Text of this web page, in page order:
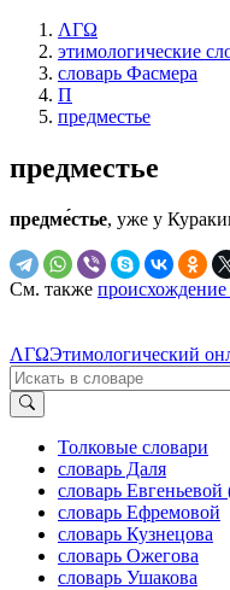
ΛΓΩ
этимологические
словарь Фасмера
П
предместье
предместье
предме́стье, уже у
См. также происхождение
ΛΓΩЭтимологический
Толковые словари
словарь Даля
словарь
словарь Ефремовой
словарь Кузнецова
словарь Ожегова
словарь Ушакова